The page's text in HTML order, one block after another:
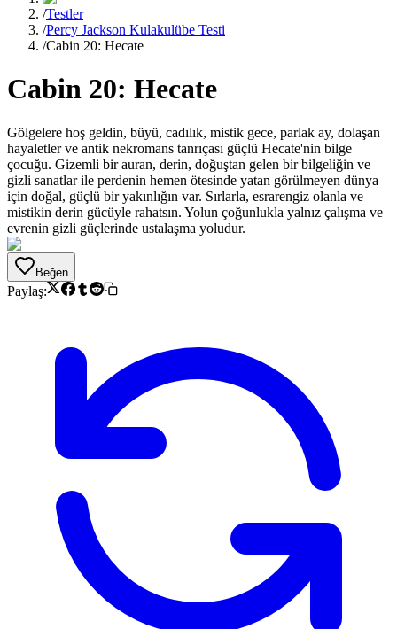
/Testler
/Percy Jackson Kulakulübe Testi
/Cabin 20: Hecate
Cabin 20: Hecate
Gölgelere hoş geldin, büyü, cadılık, mistik gece, parlak ay, dolaşan
hayaletler ve antik nekromans tanrıçası güçlü Hecate'nin bilge
çocuğu. Gizemli bir auran, derin, doğuştan gelen bir bilgeliğin ve
gizli sanatlar ile perdenin hemen ötesinde yatan görülmeyen dünya
için doğal, güçlü bir yakınlığın var. Sırlarla, esrarengiz olanla ve
mistikin derin gücüyle rahatsın. Yolun çoğunlukla yalnız çalışma ve
evrenin gizli güçlerinde ustalaşma yoludur.
Beğen
Paylaş: